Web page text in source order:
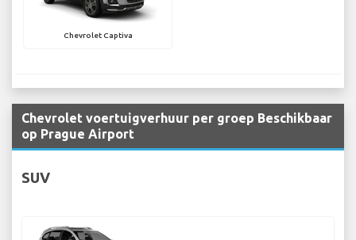
Chevrolet Captiva
Chevrolet voertuigverhuur per groep Beschikbaar
op Prague Airport
SUV